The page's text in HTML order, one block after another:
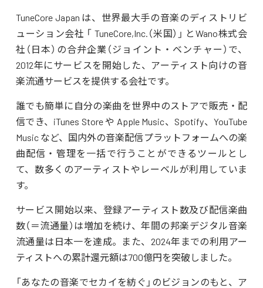
TuneCore Japan は、世界最大手の音楽のディストリビ
ューション会社 「 TuneCore,Inc.（米国）」 とWano株式会
社（日本）の合弁企業（ジョイント・ベンチャー）で、
2012年にサービスを開始した、アーティスト向けの音
楽流通サービスを提供する会社です。
誰でも簡単に自分の楽曲を世界中のストアで販売・配
信でき、iTunes Store や Apple Music、Spotify、YouTube
Music など、国内外の音楽配信プラットフォームへの楽
曲配信・管理を一括で行うことができるツールとし
て、数多くのアーティストやレーベルが利用していま
す。
サービス開始以来、登録アーティスト数及び配信楽曲
数（＝流通量）は増加を続け、年間の邦楽デジタル音楽
流通量は日本一を達成。また、2024年までの利用アー
ティストへの累計還元額は700億円を突破しました。
「あなたの音楽でセカイを紡ぐ」のビジョンのもと、ア